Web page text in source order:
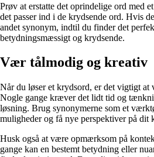
Prøv at erstatte det oprindelige ord med
det passer ind i de krydsende ord. Hvis
andet synonym, indtil du finder det
betydningsmæssigt og krydsende.
Vær tålmodig og kreativ
Når du løser et krydsord, er det vigtigt
Nogle gange kræver det lidt tid og
løsning. Brug synonymerne som et
muligheder og få nye perspektiver på dit
Husk også at være opmærksom på
gange kan en bestemt betydning eller